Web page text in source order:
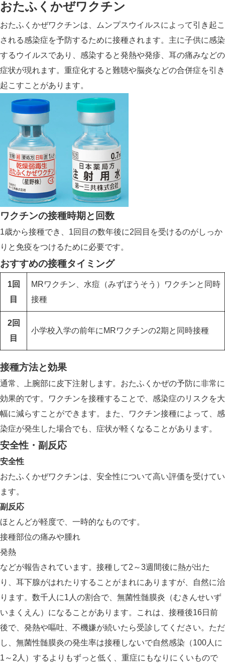
おたふくかぜワクチン
おたふくかぜワクチンは、ムンプスウイルスによって引き起こ
される感染症を予防するために接種されます。主に子供に感染
するウイルスであり、感染すると発熱や発疹、耳の痛みなどの
症状が現れます。重症化すると難聴や脳炎などの合併症を引き
起こすことがあります。
ワクチンの接種時期と回数
1歳から接種でき、1回目の数年後に2回目を受けるのがしっか
りと免疫をつけるために必要です。
おすすめの接種タイミング
1回
目
MRワクチン、水痘（みずぼうそう）ワクチンと同時
接種
2回
目
小学校入学の前年にMRワクチンの2期と同時接種
接種方法と効果
通常、上腕部に皮下注射します。おたふくかぜの予防に非常に
効果的です。ワクチンを接種することで、感染症のリスクを大
幅に減らすことができます。また、ワクチン接種によって、感
染症が発生した場合でも、症状が軽くなることがあります。
安全性・副反応
安全性
おたふくかぜワクチンは、安全性について高い評価を受けてい
ます。
副反応
ほとんどが軽度で、一時的なものです。
接種部位の痛みや腫れ
発熱
などが報告されています。接種して2～3週間後に熱が出た
り、耳下腺がはれたりすることがまれにありますが、自然に治
ります。数千人に1人の割合で、無菌性髄膜炎（むきんせいず
いまくえん）になることがあります。これは、接種後16日前
後で、発熱や嘔吐、不機嫌が続いたら受診してください。ただ
し、無菌性髄膜炎の発生率は接種しないで自然感染（100人に
1～2人）するよりもずっと低く、重症にもなりにくいもので